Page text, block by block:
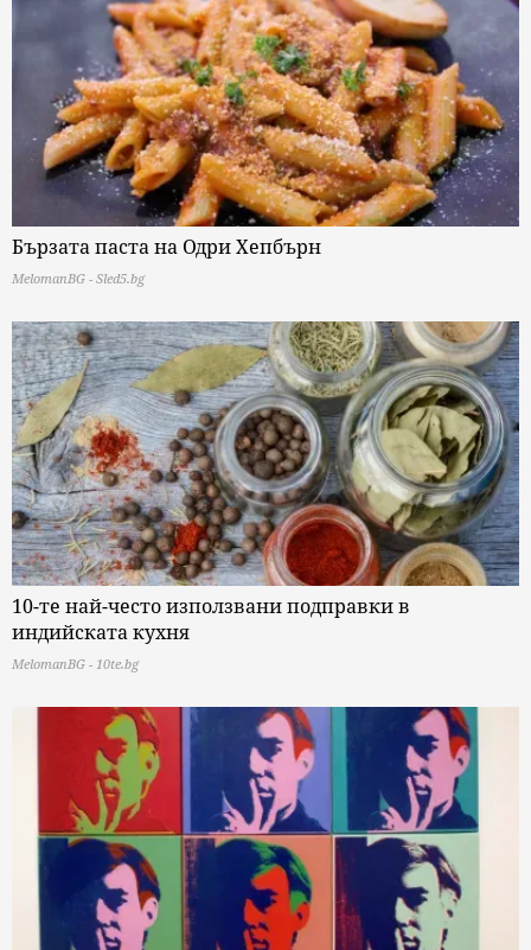
Бързата паста на Одри Хепбърн
MelomanBG - Sled5.bg
10-те най-често използвани подправки в
индийската кухня
MelomanBG - 10te.bg